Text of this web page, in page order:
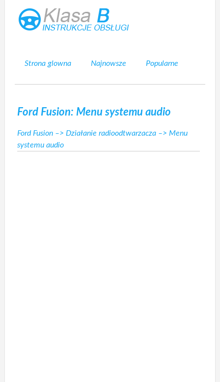
Strona glowna Najnowsze Popularne
Ford Fusion: Menu systemu audio
Ford Fusion –> Działanie radioodtwarzacza –> Menu
systemu audio